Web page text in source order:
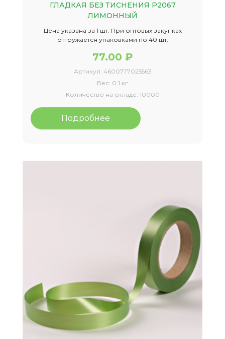
ГЛАДКАЯ БЕЗ ТИСНЕНИЯ P2067
ЛИМОННЫЙ
Цена указана за 1 шт. При оптовых закупках
отгружается упаковками по 40 шт.
77.00 ₽
Артикул: 4600777025563
Вес: 0.1 кг
Количество на складе: 10000
Подробнее